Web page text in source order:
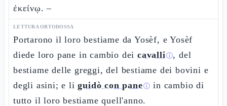
ἐκείνῳ. –
LETTURA ORTODOSSA
Portarono il loro bestiame da Yosèf, e Yosèf
diede loro pane in cambio deicavalliⓘ, del
bestiame delle greggi, del bestiame dei bovini e
degli asini; e liguidò con paneⓘ in cambio di
tutto il loro bestiame quell'anno.